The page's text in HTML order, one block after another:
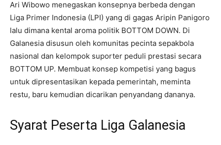
Ari Wibowo menegaskan konsepnya berbeda dengan
Liga Primer Indonesia (LPI) yang di gagas Aripin Panigoro
lalu dimana kental aroma politik BOTTOM DOWN. Di
Galanesia disusun oleh komunitas pecinta sepakbola
nasional dan kelompok suporter peduli prestasi secara
BOTTOM UP. Membuat konsep kompetisi yang bagus
untuk dipresentasikan kepada pemerintah, meminta
restu, baru kemudian dicarikan penyandang dananya.
Syarat Peserta Liga Galanesia